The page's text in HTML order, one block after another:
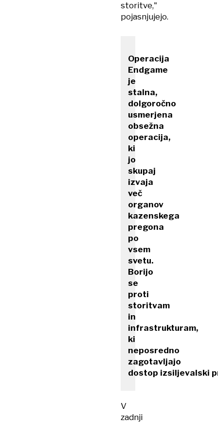
storitve,"
pojasnjujejo.
Operacija
Endgame
je
stalna,
dolgoročno
usmerjena
obsežna
operacija,
ki
jo
skupaj
izvaja
več
organov
kazenskega
pregona
po
vsem
svetu.
Borijo
se
proti
storitvam
in
infrastrukturam,
ki
neposredno
zagotavljajo
dostop izsiljevalski
V
zadnji